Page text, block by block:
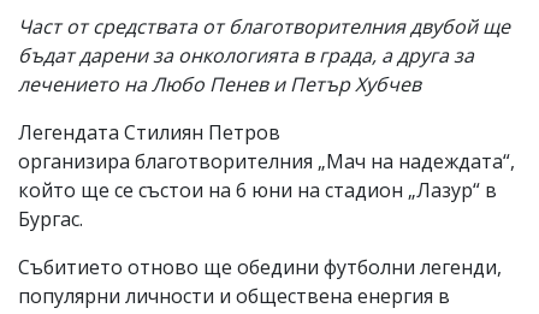
коментар,
моля
сигнализирайте
ни!
Част от средствата от благотворителния двубой ще
бъдат дарени за онкологията в града, а друга за
лечението на Любо Пенев и Петър Хубчев
Легендата Стилиян Петров
организира благотворителния „Мач на надеждата“,
който ще се състои на 6 юни на стадион „Лазур“ в
Бургас.
Събитието отново ще обедини футболни легенди,
популярни личности и обществена енергия в